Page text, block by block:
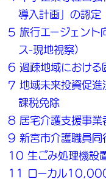
導入計画」の認定
5 旅行エージェント
ス-現地視察）
6 過疎地域における
7 地域未来投資促進
課税免除
8 居宅介護支援事業
9 新宮市介護職員同
10 生ごみ処理機設
11 ローカル